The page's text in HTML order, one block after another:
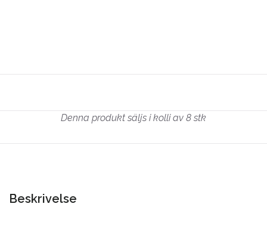
Denna produkt säljs i kolli av 8 stk
Beskrivelse